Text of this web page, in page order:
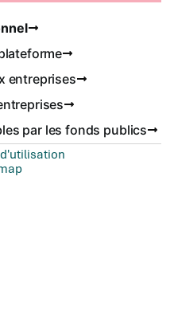
entreprises
par les fonds publics